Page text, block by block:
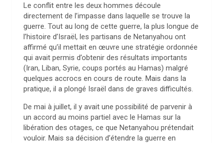
Le conflit entre les deux hommes découle
directement de l’impasse dans laquelle se trouve la
guerre. Tout au long de cette guerre, la plus longue de
l’histoire d’Israël, les partisans de Netanyahou ont
affirmé qu’il mettait en œuvre une stratégie ordonnée
qui avait permis d’obtenir des résultats importants
(Iran, Liban, Syrie, coups portés au Hamas) malgré
quelques accrocs en cours de route. Mais dans la
pratique, il a plongé Israël dans de graves difficultés.
De mai à juillet, il y avait une possibilité de parvenir à
un accord au moins partiel avec le Hamas sur la
libération des otages, ce que Netanyahou prétendait
vouloir. Mais sa décision d’étendre la guerre en